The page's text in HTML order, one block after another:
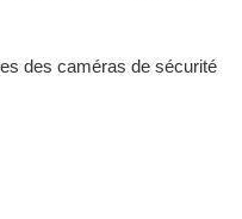
des caméras de sécurité